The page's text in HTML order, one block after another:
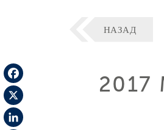
Facebook
X
НАЗАД
2017